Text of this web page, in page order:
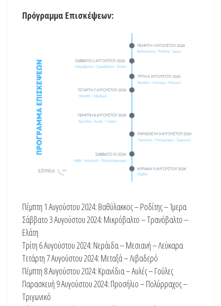
Πρόγραμμα Επισκέψεων:
Πέμπτη 1 Αυγούστου 2024: Βαθύλακκος – Ροδίτης – Ίμερα
Σάββατο 3 Αυγούστου 2024: Μικρόβαλτο – Τρανόβαλτο –
Ελάτη
Τρίτη 6 Αυγούστου 2024: Νεράιδα – Μεσιανή – Λεύκαρα
Τετάρτη 7 Αυγούστου 2024: Μεταξά – Λιβαδερό
Πέμπτη 8 Αυγούστου 2024: Κρανίδια – Αυλές – Γούλες
Παρασκευή 9 Αυγούστου 2024: Προσήλιο – Πολύρραχος –
Τριγωνικό